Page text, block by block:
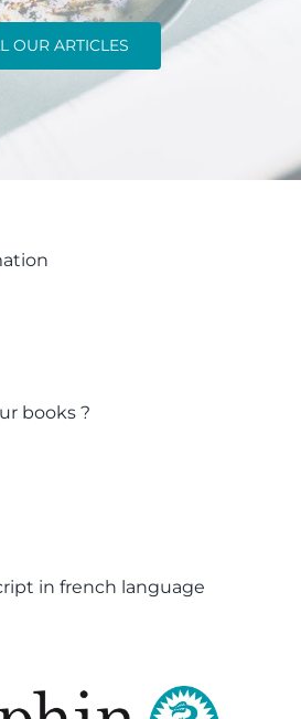
OUR ARTICLES
books ?
in french language